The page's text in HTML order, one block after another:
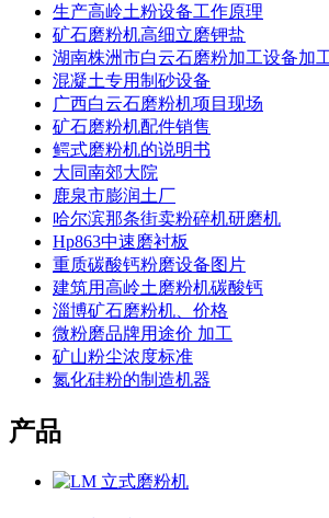
生产高岭土粉设备工作原理
矿石磨粉机高细立磨钾盐
湖南株洲市白云石磨粉加工设备加
混凝土专用制砂设备
广西白云石磨粉机项目现场
矿石磨粉机配件销售
鳄式磨粉机的说明书
大同南郊大院
鹿泉市膨润土厂
哈尔滨那条街卖粉碎机研磨机
Hp863中速磨衬板
重质碳酸钙粉磨设备图片
建筑用高岭土磨粉机碳酸钙
淄博矿石磨粉机、价格
微粉磨品牌用途价 加工
矿山粉尘浓度标准
氮化硅粉的制造机器
产品